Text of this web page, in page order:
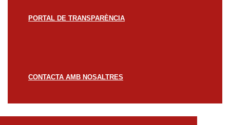
PORTAL DE TRANSPARÈNCIA
CONTACTA AMB NOSALTRES